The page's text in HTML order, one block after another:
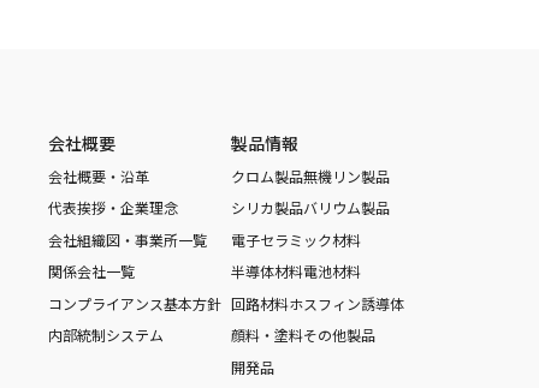
会社概要
会社概要・沿革
代表挨拶・企業理念
会社組織図・事業所一覧
関係会社一覧
コンプライアンス基本方針
内部統制システム
製品情報
クロム製品無機リン製品
シリカ製品バリウム製品
電子セラミック材料
半導体材料電池材料
回路材料ホスフィン誘導体
顔料・塗料その他製品
開発品